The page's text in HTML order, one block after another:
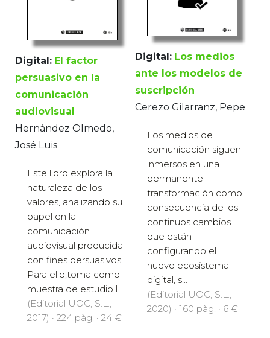
Digital: El factor
persuasivo en la
comunicación
audiovisual
Hernández Olmedo,
José Luis
Este libro explora la
naturaleza de los
valores, analizando su
papel en la
comunicación
audiovisual producida
con fines persuasivos.
Para ello,toma como
muestra de estudio l...
(Editorial UOC, S.L.,
2017) · 224 pàg. · 24 €
Digital: Los medios
ante los modelos de
suscripción
Cerezo Gilarranz, Pepe
Los medios de
comunicación siguen
inmersos en una
permanente
transformación como
consecuencia de los
continuos cambios
que están
configurando el
nuevo ecosistema
digital, s...
(Editorial UOC, S.L.,
2020) · 160 pàg. · 6 €